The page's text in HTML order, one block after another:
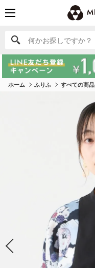
何かお探しですか？
何かお探しですか？
ホーム ふりふ すべての商品